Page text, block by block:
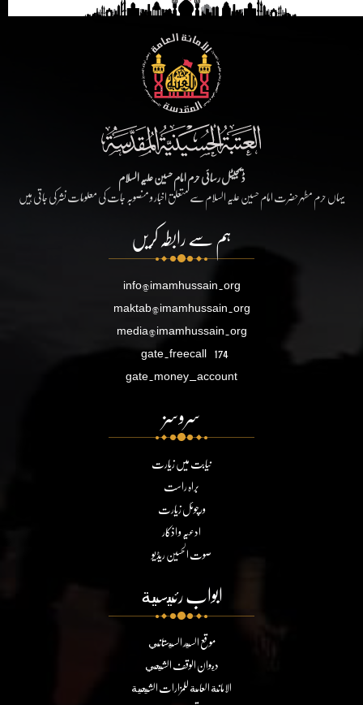
ڈیجیٹل رسائی حرم امام حسین علیہ السلام
یہاں حرم مطہر حضرت امام حسین علیہ السلام سے متعلق اخبار و منصوبہ جات کی معلومات نشر کی جاتی ہیں
ہم سے رابطہ کریں
info@imamhussain.org
maktab@imamhussain.org
media@imamhussain.org
gate.freecall 174
gate.money_account
سروسز
نیابت میں زیارت
براہ راست
ورچوئل زیارت
ادعیہ و اذکار
صوت الحسین ریڈیو
ابواب رئيسية
موقع السيد السيستاني
ديوان الوقف الشيعي
الامانة العامة للمزارات الشيعية